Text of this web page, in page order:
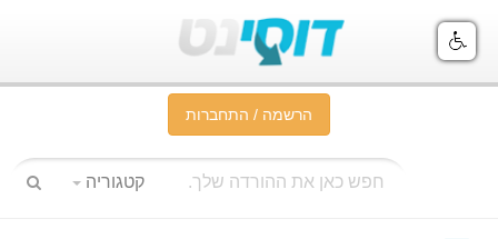
הרשמה / התחברות
קטגוריה